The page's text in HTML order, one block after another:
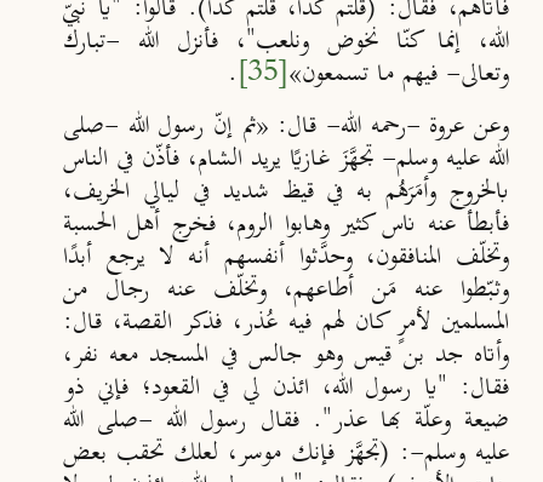
الله، إنما كنّا نخوض ونلعب"، فأنزل الله -تبارك
وتعالى- فيهم ما تسمعون»[35]
.
وعن عروة -رحمه الله- قال: «ثم إنّ رسول الله -صلى
الله عليه وسلم- تجهَّزَ غازيًا يريد الشام، فأذّن في الناس
بالخروج وأمَرَهُم به في قيظ شديد في ليالي الخريف،
فأبطأ عنه ناس كثير وهابوا الروم، فخرج أهل الحسبة
وتخلّف المنافقون، وحدَّثوا أنفسهم أنه لا يرجع أبدًا
وثـبّطوا عنه مَن أطاعهم، وتخلّف عنه رجال من
المسلمين لأمرٍ كان لهم فيه عُذر، فذكر القصة، قال:
وأتاه جد بن قيس وهو جالس في المسجد معه نفر،
فقال: "يا رسول الله، ائذن لي في القعود؛ فإني ذو
ضيعة وعلّة بها عذر". فقال رسول الله -صلى الله
عليه وسلم-: (تجهَّز فإنك موسر، لعلك تحقب بعض